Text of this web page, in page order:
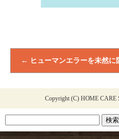
← ヒューマンエラーを未然に
Copyright (C) HOME CARE